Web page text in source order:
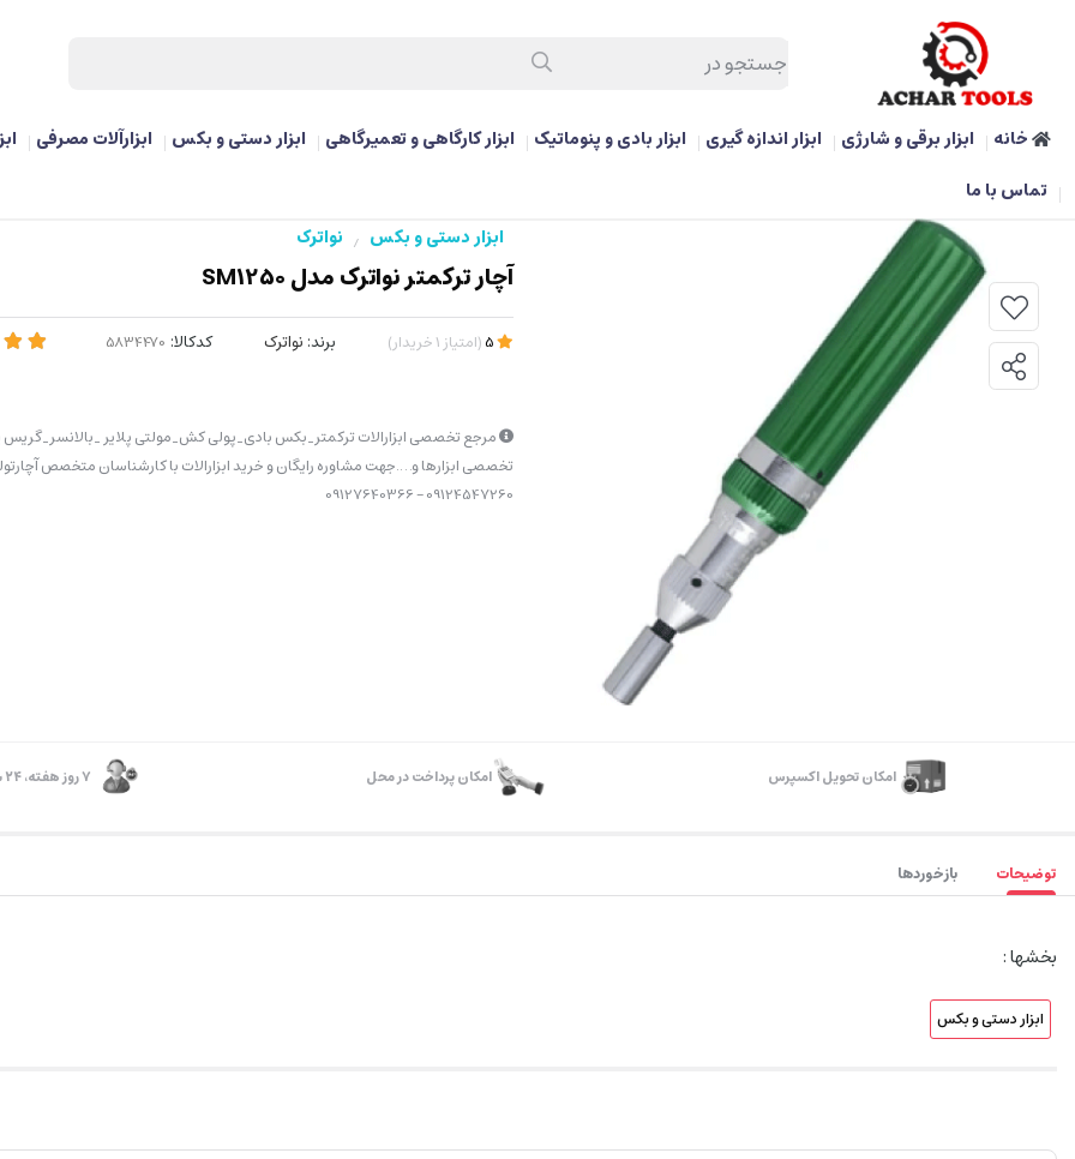
خانه ابزار برقی و شارژی ابزار اندازه گیری ابزار بادی و پنوماتیک ابزار کارگاهی و تعمیرگاهی ابزار دستی و بکس ابزارآلات مصرفی
تماس با ما
ابزار دستی و بکس / نواترک
آچار ترکمتر نواترک مدل SM1250
(امتیاز 1خریدار) برند: نواترک کدکالا:
مرجع تخصصی ابزارالات ترکمتر_بکس بادی_پولی کش_مولتی پلایر
تخصصی ابزارها و….جهت مشاوره رایگان و خرید ابزارالات با کارشناسان متخصص
09124547260 – 09127640366
اﻣﮑﺎن ﺗﺤﻮﯾﻞ اﮐﺴﭙﺮس امکان پرداخت در محل ۷ روز ﻫﻔﺘﻪ، ۲۴ ﺳﺎﻋﺘﻪ
توضیحات بازخوردها
بخشها :
ابزار دستی و بکس